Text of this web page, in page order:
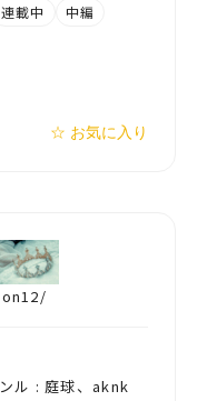
連載中
中編
☆ お気に入り
ル : 庭球、aknk